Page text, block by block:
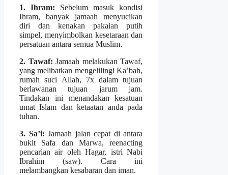
1. Ihram: Sebelum masuk kondisi
Ihram, banyak jamaah menyucikan
diri dan kenakan pakaian putih
simpel, menyimbolkan kesetaraan dan
persatuan antara semua Muslim.
2. Tawaf: Jamaah melakukan Tawaf,
yang melibatkan mengelilingi Ka’bah,
rumah suci Allah, 7x dalam tujuan
berlawanan tujuan jarum jam.
Tindakan ini menandakan kesatuan
umat Islam dan ketaatan anda pada
tuhan.
3. Sa’i: Jamaah jalan cepat di antara
bukit Safa dan Marwa, reenacting
pencarian air oleh Hagar, istri Nabi
Ibrahim (saw). Cara ini
melambangkan kesabaran dan iman.